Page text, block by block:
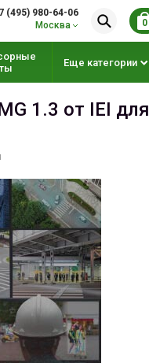
(495) 980-64-06
Москва
0
Еще категории
1.3 от IEI для